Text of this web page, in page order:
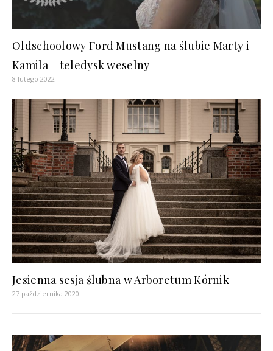
Oldschoolowy Ford Mustang na ślubie Marty i
Kamila – teledysk weselny
8 lutego 2022
Jesienna sesja ślubna w Arboretum Kórnik
27 października 2020